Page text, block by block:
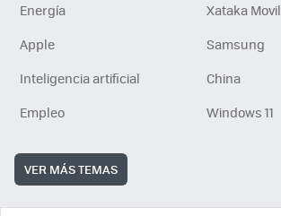
Energía
Xataka
Apple
Samsung
Inteligencia artificial
China
Empleo
Windows 11
VER MÁS TEMAS